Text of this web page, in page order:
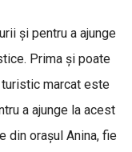
și pentru a ajunge
Prima și poate
marcat este
a ajunge la acest
din orașul Anina, fie